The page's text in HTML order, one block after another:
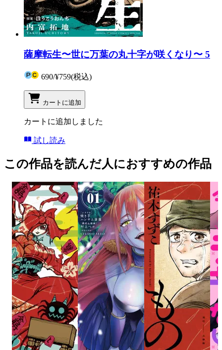
薩摩転生〜世に万葉の丸十字が咲くなり〜 5
690/¥759(税込)
カートに追加
カートに追加しました
試し読み
この作品を読んだ人におすすめの作品